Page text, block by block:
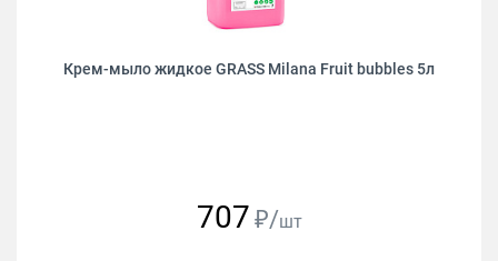
Крем-мыло жидкое GRASS Milana Fruit bubbles 5л
707 ₽/шт